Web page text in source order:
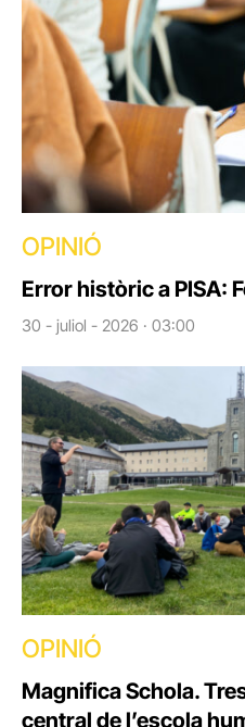
OPINIÓ
Error històric a PISA:
30 - juliol - 2026 · 03:00
OPINIÓ
Magnifica Schola.
central de l’escola